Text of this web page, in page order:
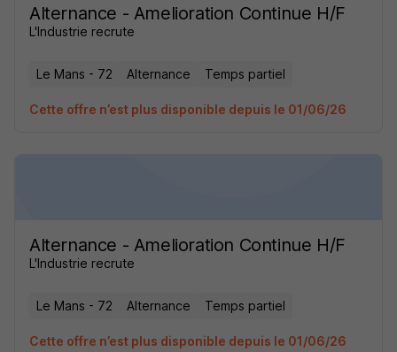
Alternance - Amelioration Continue H/F
L'Industrie recrute
Le Mans - 72 Alternance Temps partiel
Cette offre n’est plus disponible depuis le 01/06/26
Alternance - Amelioration Continue H/F
L'Industrie recrute
Le Mans - 72 Alternance Temps partiel
Cette offre n’est plus disponible depuis le 01/06/26